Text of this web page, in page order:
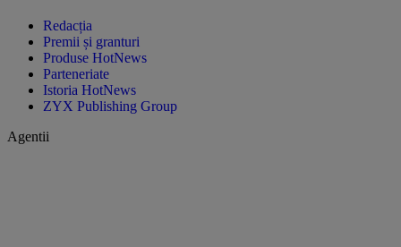
Redacția
Premii și granturi
Produse HotNews
Parteneriate
Istoria HotNews
ZYX Publishing Group
Agentii